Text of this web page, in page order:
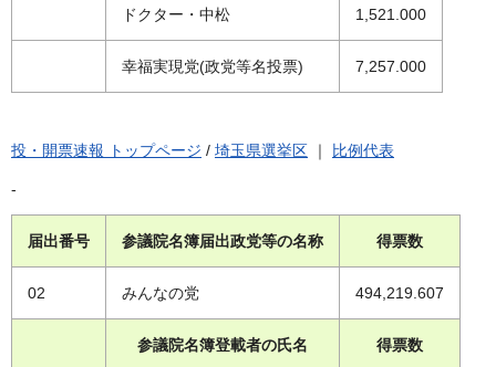
ドクター・中松 1,521.000
幸福実現党(政党等名投票) 7,257.000
投・開票速報 トップページ / 埼玉県選挙区 ｜ 比例代表
-
届出番号 参議院名簿届出政党等の名称 得票数
02 みんなの党 494,219.607
参議院名簿登載者の氏名 得票数